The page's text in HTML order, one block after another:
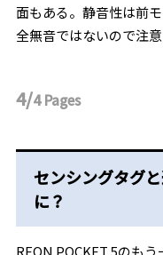
面もある。静音性は前
全無音ではないので注意
4/4Pages
センシングタグ
に？
REON POCKET 5のも